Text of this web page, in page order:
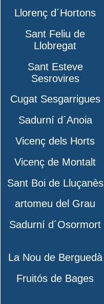
Llorenç d´Hortons
Sant Feliu de
Llobregat
Sant Esteve
Sesrovires
Cugat Sesgarrigues
Sadurní d´Anoia
Vicenç dels Horts
Vicenç de Montalt
Sant Boi de Lluçanès
artomeu del Grau
Sadurní d´Osormort
La Nou de Berguedà
Fruitós de Bages